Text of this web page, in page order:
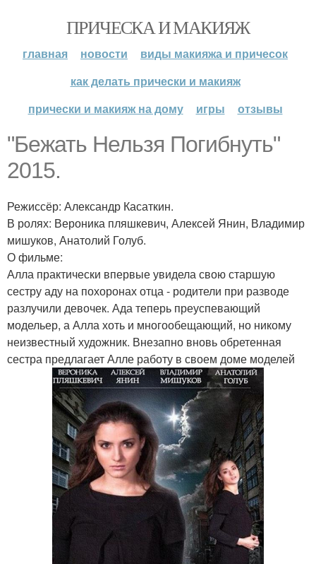
ПРИЧЕСКА И МАКИЯЖ
главная новости
виды макияжа и причесок
как делать прически и макияж
прически и макияж на дому
игры отзывы
"Бежать Нельзя Погибнуть"
2015.
Режиссёр: Александр Касаткин.
В ролях: Вероника пляшкевич, Алексей Янин, Владимир
мишуков, Анатолий Голуб.
О фильме:
Алла практически впервые увидела свою старшую
сестру аду на похоронах отца - родители при разводе
разлучили девочек. Ада теперь преуспевающий
модельер, а Алла хоть и многообещающий, но никому
неизвестный художник. Внезапно вновь обретенная
сестра предлагает Алле работу в своем доме моделей